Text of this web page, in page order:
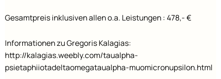
Gesamtpreis inklusiven allen o.a. Leistungen : 478,- €
Informationen zu Gregoris Kalagias:
http://kalagias.weebly.com/taualpha-
psietaphiiotadeltaomegataualpha-muomicronupsilon.html